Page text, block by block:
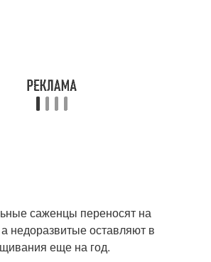
саженцы переносят на
недоразвитые оставляют в
еще на год.